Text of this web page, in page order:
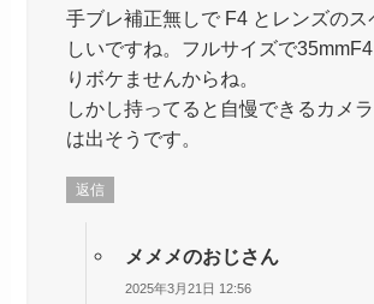
手ブレ補正無しで F4 とレンズのス
しいですね。フルサイズで
りボケませんからね。
しかし持ってると自慢できるカメ
は出そうです。
返信
メメメのおじさん
2025年3月21日 12:56